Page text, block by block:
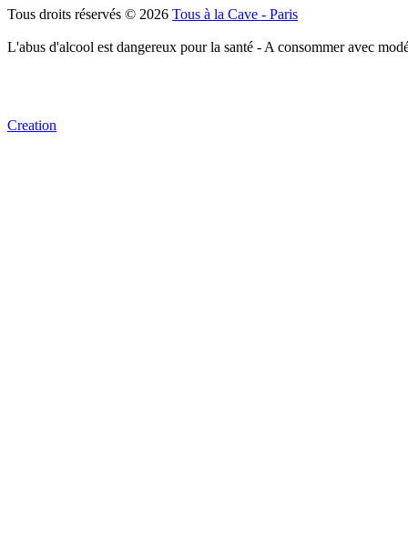
Tous droits réservés © 2026 Tous à la Cave - Paris
L'abus d'alcool est dangereux pour la santé - A consommer avec
Creation